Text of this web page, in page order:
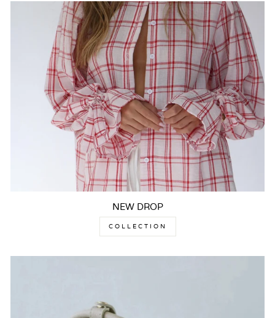
NEW DROP
COLLECTION